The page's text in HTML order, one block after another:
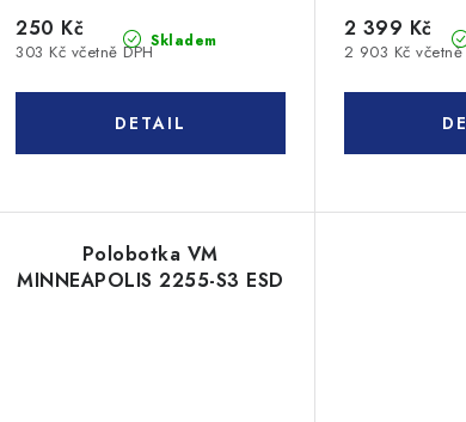
Skladem
303 Kč včetně DPH
250 Kč
2 903 Kč včetně
2 399 Kč
Polobotka VM
MINNEAPOLIS 2255-S3 ESD